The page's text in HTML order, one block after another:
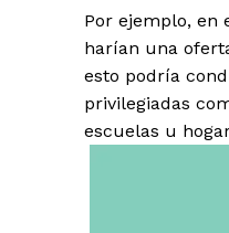
Por ejemplo, en
harían una
esto podría
privilegiadas
escuelas u